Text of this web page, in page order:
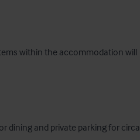
within the accommodation will
dining and private parking for circa